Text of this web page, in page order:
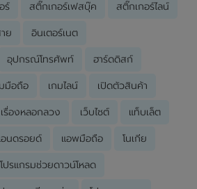
ร์ สติ๊กเกอร์เฟสบุ๊ค สติ๊กเกอร์ไลน์
ย อินเตอร์เนต
อุปกรณ์โทรศัพท์ ฮาร์ดดิสก์
มือถือ เกมไลน์ เปิดตัวสินค้า
เรื่องหลอกลวง เว็บไซต์ แท็บเล็ต
อนดรอยด์ แอพมือถือ โนเกีย
โปรแกรมช่วยดาวน์โหลด